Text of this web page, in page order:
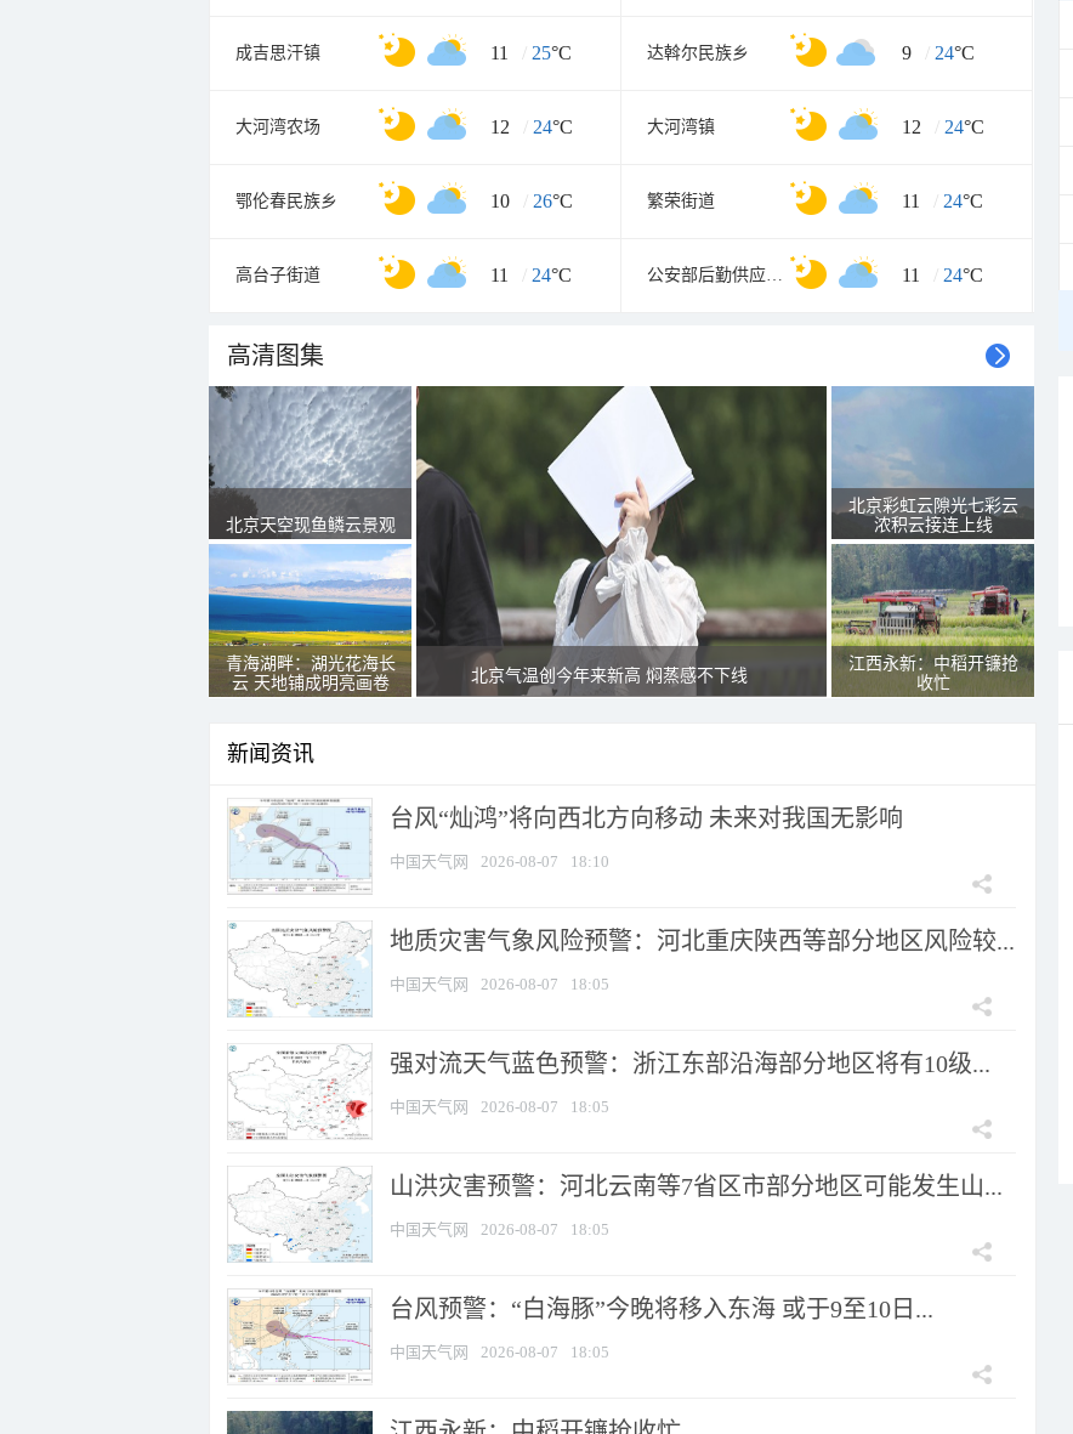
成吉思汗镇 11 / 25°C 达斡尔民族乡 9 / 24°C
大河湾农场 12 / 24°C 大河湾镇 12 / 24°C
鄂伦春民族乡 10 / 26°C 繁荣街道 11 / 24°C
高台子街道 11 / 24°C 公安部后勤供应处农场 11 / 24°C
高清图集
北京天空现鱼鳞云景观
青海湖畔：湖光花海长
云 天地铺成明亮画卷
北京气温创今年来新高 焖蒸感不下线
北京彩虹云隙光七彩云
浓积云接连上线
江西永新：中稻开镰抢
收忙
新闻资讯
台风“灿鸿”将向西北方向移动 未来对我国无影响
中国天气网 2026-08-07 18:10
地质灾害气象风险预警：河北重庆陕西等部分地区风险较...
中国天气网 2026-08-07 18:05
强对流天气蓝色预警：浙江东部沿海部分地区将有10级...
中国天气网 2026-08-07 18:05
山洪灾害预警：河北云南等7省区市部分地区可能发生山...
中国天气网 2026-08-07 18:05
台风预警：“白海豚”今晚将移入东海 或于9至10日...
中国天气网 2026-08-07 18:05